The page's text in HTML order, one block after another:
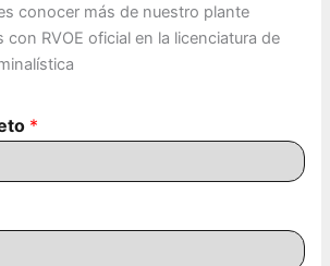
conocer más de nuestro plante
RVOE oficial en la licenciatura de
*